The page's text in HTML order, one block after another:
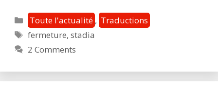
Stadia
a
officiellement
fermé
portes
Catégories
Toute l'actualité , Traductions
Étiquettes
fermeture,stadia
2 Comments